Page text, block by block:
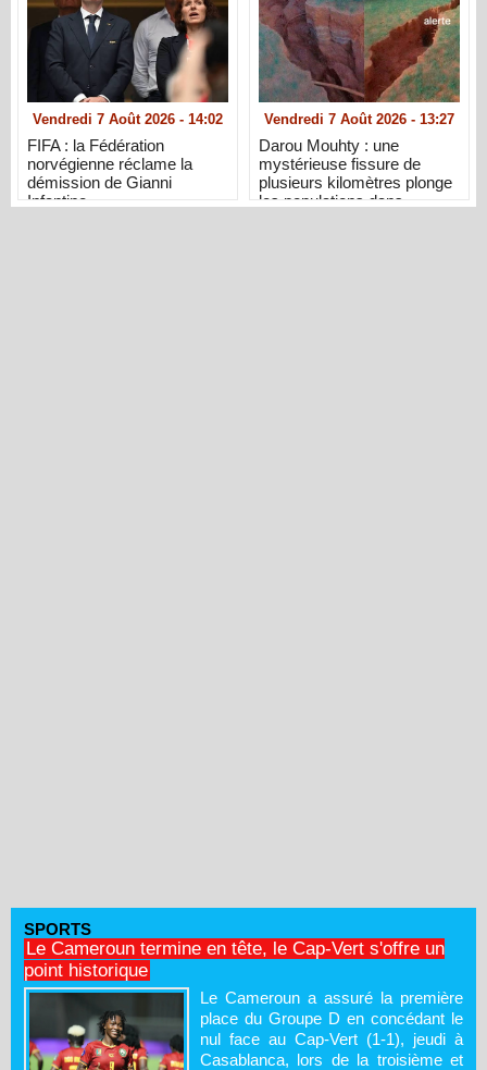
Vendredi 7 Août 2026 - 14:02
FIFA : la Fédération
norvégienne réclame la
démission de Gianni
Infantino
Vendredi 7 Août 2026 - 13:27
Darou Mouhty : une
mystérieuse fissure de
plusieurs kilomètres plonge
les populations dans
SPORTS
Le Cameroun termine en tête, le Cap-Vert s'offre un
point historique
Le Cameroun a assuré la première
place du Groupe D en concédant le
nul face au Cap-Vert (1-1), jeudi à
Casablanca, lors de la troisième et